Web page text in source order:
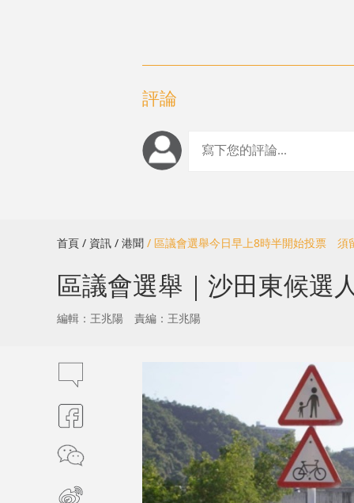
評論
首頁 / 資訊 / 港聞 / 區議會選舉今日早上8時半開始投票 須
區議會選舉｜沙田東候
編輯：王兆陽 責編：王兆陽